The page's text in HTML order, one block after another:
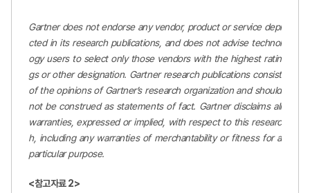
Gartner does not endorse any vendor, product or service depi
cted in its research publications, and does not advise technol
ogy users to select only those vendors with the highest ratin
gs or other designation. Gartner research publications consist
of the opinions of Gartner’s research organization and should
not be construed as statements of fact. Gartner disclaims all
warranties, expressed or implied, with respect to this researc
h, including any warranties of merchantability or fitness for a
particular purpose.
<참고자료 2>